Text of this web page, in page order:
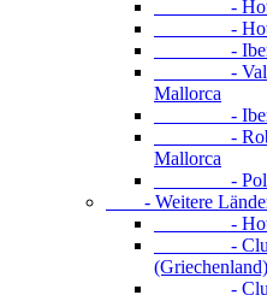
- Hotel &
- Hotel
-
- Valentín
Mallorca
- Iberostar
-
Mallorca
- Pola
- Weitere
- Hotel
- Club
(Griechenland)
- Club